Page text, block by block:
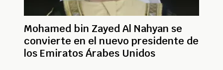
Mohamed bin Zayed Al Nahyan se
convierte en el nuevo presidente de
los Emiratos Árabes Unidos